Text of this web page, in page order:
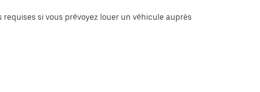
si vous prévoyez louer un véhicule auprès